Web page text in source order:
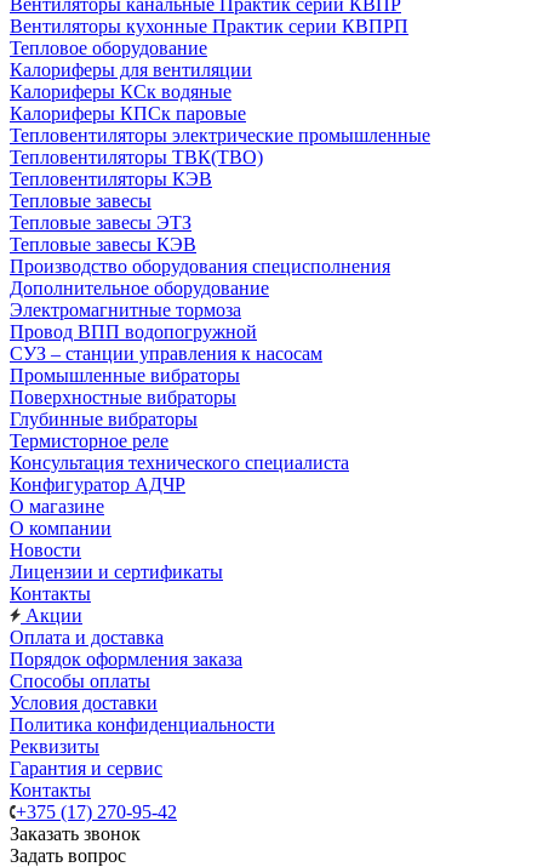
Вентиляторы канальные Практик серии КВПР
Вентиляторы кухонные Практик серии КВПРП
Тепловое оборудование
Калориферы для вентиляции
Калориферы КСк водяные
Калориферы КПСк паровые
Тепловентиляторы электрические промышленные
Тепловентиляторы ТВК(ТВО)
Тепловентиляторы КЭВ
Тепловые завесы
Тепловые завесы ЭТЗ
Тепловые завесы КЭВ
Производство оборудования специсполнения
Дополнительное оборудование
Электромагнитные тормоза
Провод ВПП водопогружной
СУЗ – станции управления к насосам
Промышленные вибраторы
Поверхностные вибраторы
Глубинные вибраторы
Термисторное реле
Консультация технического специалиста
Конфигуратор АДЧР
О магазине
О компании
Новости
Лицензии и сертификаты
Контакты
Акции
Оплата и доставка
Порядок оформления заказа
Способы оплаты
Условия доставки
Политика конфиденциальности
Реквизиты
Гарантия и сервис
Контакты
+375 (17) 270-95-42
Заказать звонок
Задать вопрос